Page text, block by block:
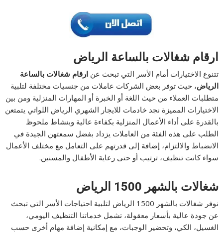
ارقام شغالات بالساعة الرياض
تتنوع الاختيارات أمام الأسر التي تبحث عنارقام شغالات بالساعة
الرياض، حيث توفر بعض الشركات عاملات من جنسيات مختلفة لتلبية
متطلبات العملاء من حيث اللغة أو الخبرة أو المهارات المنزلية ومن بين
الاختيارات المميزة نجد خادمات للايجار الشهري الرياض اللواتي يتمتعن
بالقدرة على أداء الأعمال المنزلية بكفاءة عالية وبنشاط ملحوظ
الطلب على هذه الفئة من العاملات يزداد بفضل سمعتهن الجيدة في
الانضباط والالتزام، إضافة إلى قدرتهم على التعامل مع مختلف الأعمال
سواء كانت تنظيف، ترتيب أو حتى رعاية الأطفال والمسنين.
شغالات بالشهر 1500 الرياض
نوفر شغالات بالشهر 1500 الرياض لتلبية احتياجات الأسر التي تبحث
عن جودة عالية بأسعار معقولة، تشمل خدماتنا التنظيف اليومي،
الغسيل، الكي، وتحضير الوجبات، مع إمكانية إضافة مهام أخرى حسب